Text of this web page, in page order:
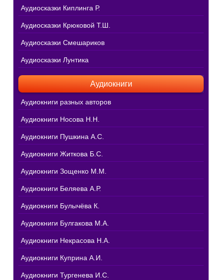
Аудиосказки Киплинга Р.
Аудиосказки Крюковой Т.Ш.
Аудиосказки Смешариков
Аудиосказки Лунтика
Аудиокниги
Аудиокниги разных авторов
Аудиокниги Носова Н.Н.
Аудиокниги Пушкина А.С.
Аудиокниги Житкова Б.С.
Аудиокниги Зощенко М.М.
Аудиокниги Беляева А.Р.
Аудиокниги Булычёва К.
Аудиокниги Булгакова М.А.
Аудиокниги Некрасова Н.А.
Аудиокниги Куприна А.И.
Аудиокниги Тургенева И.С.